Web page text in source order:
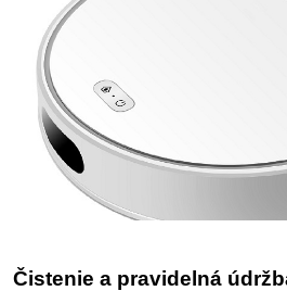
Čistenie a pravidelná